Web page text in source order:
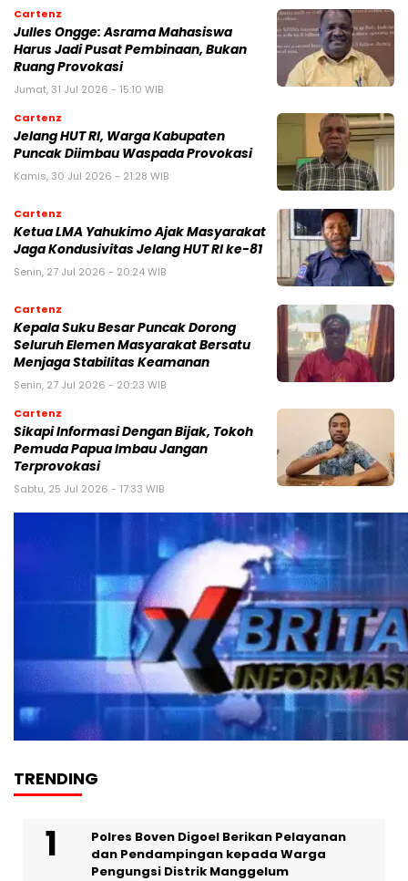
Cartenz
Julles Ongge: Asrama Mahasiswa
Harus Jadi Pusat Pembinaan, Bukan
Ruang Provokasi
Jumat, 31 Jul 2026 - 15:10 WIB
Cartenz
Jelang HUT RI, Warga Kabupaten
Puncak Diimbau Waspada Provokasi
Kamis, 30 Jul 2026 - 21:28 WIB
Cartenz
Ketua LMA Yahukimo Ajak Masyarakat
Jaga Kondusivitas Jelang HUT RI ke-81
Senin, 27 Jul 2026 - 20:24 WIB
Cartenz
Kepala Suku Besar Puncak Dorong
Seluruh Elemen Masyarakat Bersatu
Menjaga Stabilitas Keamanan
Senin, 27 Jul 2026 - 20:23 WIB
Cartenz
Sikapi Informasi Dengan Bijak, Tokoh
Pemuda Papua Imbau Jangan
Terprovokasi
Sabtu, 25 Jul 2026 - 17:33 WIB
TRENDING
Polres Boven Digoel Berikan Pelayanan
dan Pendampingan kepada Warga
Pengungsi Distrik Manggelum